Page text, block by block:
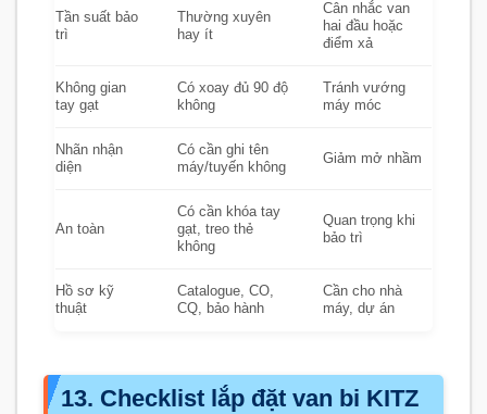
Tần suất bảo
trì
Thường xuyên
hay ít
Cân nhắc van
hai đầu hoặc
điểm xả
Không gian
tay gạt
Có xoay đủ 90 độ
không
Tránh vướng
máy móc
Nhãn nhận
diện
Có cần ghi tên
máy/tuyến không
Giảm mở nhầm
An toàn
Có cần khóa tay
gạt, treo thẻ
không
Quan trọng khi
bảo trì
Hồ sơ kỹ
thuật
Catalogue, CO,
CQ, bảo hành
Cần cho nhà
máy, dự án
13. Checklist lắp đặt van bi KITZ